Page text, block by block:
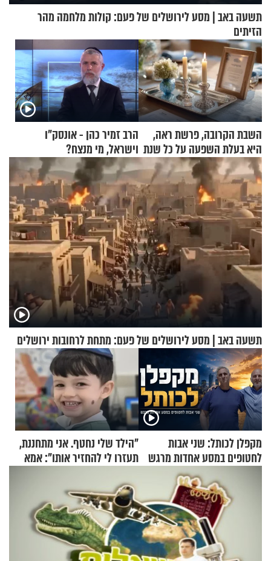
תשעה באב | מסע לירושלים של פעם: קולות מלחמה מהר
הזיתים
השבת הקרובה, פרשת ראה,
היא בעלת השפעה על כל שנת
תשפ"ז
הרב זמיר כהן - אונסק"ו
וישראל, מי מנצח?
תשעה באב | מסע לירושלים של פעם: מתחת לרחובות ירושלים
מקפלן לכותל: שני אבות
לחטופים במסע אחדות מרגש
"הילד שלי נחטף. אני מתחננת,
תעזרו לי להחזיר אותו": אמא